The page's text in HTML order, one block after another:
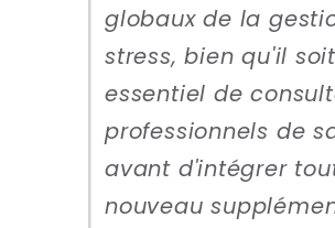
globaux de la
stress, bien qu'il soit
essentiel de
professionnels de
avant d'intégrer
nouveau